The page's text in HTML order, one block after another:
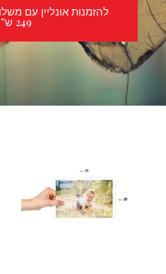
להזמנות אונליין עם
249 ש”ח